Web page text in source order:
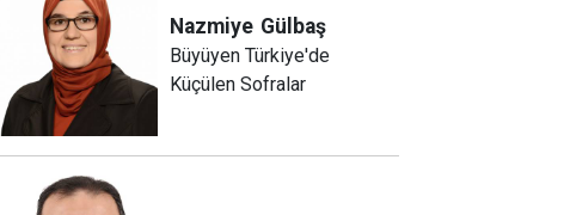
Nazmiye Gülbaş
Büyüyen Türkiye'de
Küçülen Sofralar